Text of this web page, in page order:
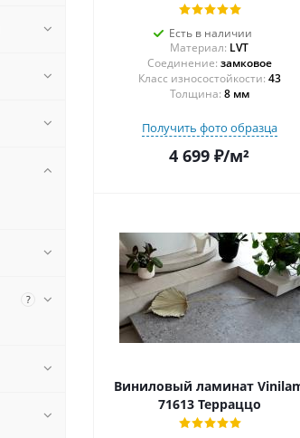
Есть в наличии
Материал: LVT
Соединение: замковое
43
Толщина: 8 мм
Получить фото образца
4 699 ₽/м²
Виниловый ламинат
71613 Терраццо
?